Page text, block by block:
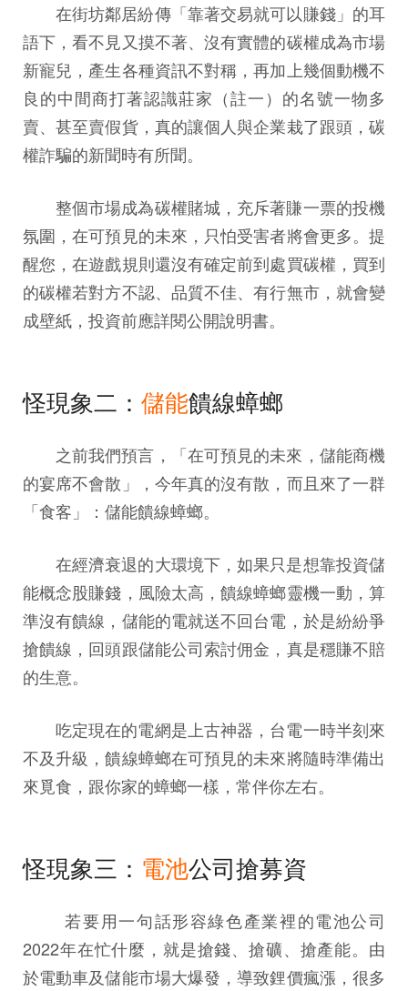
在街坊鄰居紛傳「靠著交易就可以賺錢」的耳
語下，看不見又摸不著、沒有實體的碳權成為市場
新寵兒，產生各種資訊不對稱，再加上幾個動機不
良的中間商打著認識莊家（註一）的名號一物多
賣、甚至賣假貨，真的讓個人與企業栽了跟頭，碳
權詐騙的新聞時有所聞。
整個市場成為碳權賭城，充斥著賺一票的投機
氛圍，在可預見的未來，只怕受害者將會更多。提
醒您，在遊戲規則還沒有確定前到處買碳權，買到
的碳權若對方不認、品質不佳、有行無市，就會變
成壁紙，投資前應詳閱公開說明書。
怪現象二： 儲能饋線蟑螂
之前我們預言，「在可預見的未來，儲能商機
的宴席不會散」，今年真的沒有散，而且來了一群
「食客」：儲能饋線蟑螂。
在經濟衰退的大環境下，如果只是想靠投資儲
能概念股賺錢，風險太高，饋線蟑螂靈機一動，算
準沒有饋線，儲能的電就送不回台電，於是紛紛爭
搶饋線，回頭跟儲能公司索討佣金，真是穩賺不賠
的生意。
吃定現在的電網是上古神器，台電一時半刻來
不及升級，饋線蟑螂在可預見的未來將隨時準備出
來覓食，跟你家的蟑螂一樣，常伴你左右。
怪現象三： 電池公司搶募資
若要用一句話形容綠色產業裡的電池公司
2022年在忙什麼，就是搶錢、搶礦、搶產能。由
於電動車及儲能市場大爆發，導致鋰價瘋漲，很多